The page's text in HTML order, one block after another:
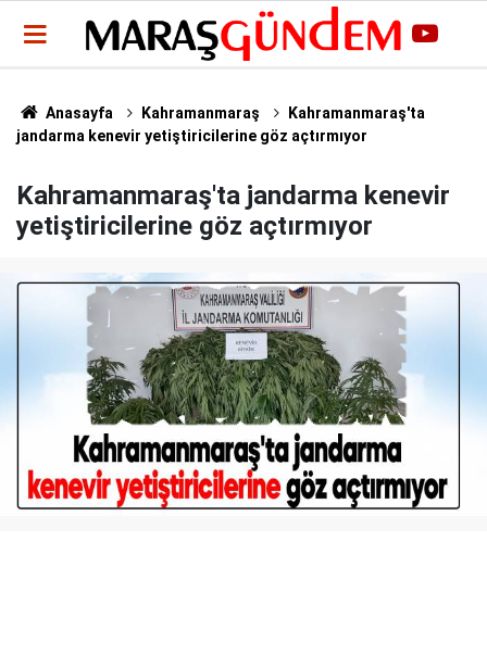
Anasayfa Kahramanmaraş
Kahramanmaraş'ta
jandarma kenevir yetiştiricilerine göz açtırmıyor
Kahramanmaraş'ta jandarma kenevir
yetiştiricilerine göz açtırmıyor